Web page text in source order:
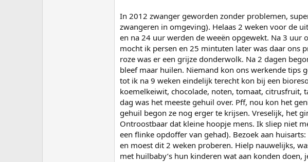
In 2012 zwanger geworden zonder problemen,
zwangeren in omgeving). Helaas 2 weken voor de
en na 24 uur werden de weeën opgewekt. Na 3 uur
mocht ik persen en 25 mintuten later was daar ons
roze was er een grijze donderwolk. Na 2 dagen
bleef maar huilen. Niemand kon ons werkende tips
tot ik na 9 weken eindelijk terecht kon bij een
koemelkeiwit, chocolade, noten, tomaat, citrusfruit,
dag was het meeste gehuil over. Pff, nou kon het
gehuil begon ze nog erger te krijsen. Vreselijk, het
Ontroostbaar dat kleine hoopje mens. Ik sliep niet
een flinke opdoffer van gehad). Bezoek aan
en moest dit 2 weken proberen. Hielp nauwelijks,
met huilbaby’s hun kinderen wat aan konden